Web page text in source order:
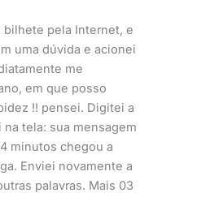
bilhete pela Internet, e
uma dúvida e acionei
me
em que posso
!! pensei. Digitei a
tela: sua mensagem
minutos chegou a
Enviei novamente a
palavras. Mais 03